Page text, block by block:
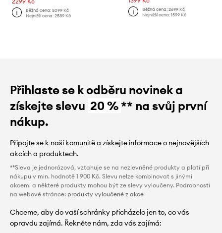
Běžná cena:5099 Kč
Nejnižší cena:2539 Kč
Běžná cena: 2699 Kč
Nejnižší cena: 1599 Kč
Přihlaste se k odběru novinek a
získejte slevu 20 %** na svůj první
nákup.
Připojte se k naší komunitě a získejte informace o nejnovějších
akcích a produktech.
**Sleva je jednorázová, vztahuje se na nezlevněné produkty a platí při
nákupu v min. hodnotě 1 900 Kč. Slevu nelze kombinovat s jinými
akcemi a některé produkty mohou být ze slevy vyloučeny. Podrobnosti
na webové stránce: produkty vyloučené z akce
Chceme, aby do vaší schránky přicházelo jen to, co vás
opravdu zajímá. Řekněte nám, zda vás zajímá: